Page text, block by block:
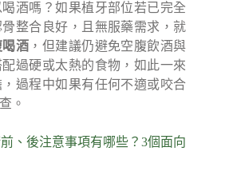
酒嗎？如果植牙部位若已完全
整合良好，且無服藥需求，就
酒 ，但建議仍避免空腹飲酒與
過硬或太熱的食物，如此一來
過程中如果有任何不適或咬合
。
、後注意事項有哪些？3個面向